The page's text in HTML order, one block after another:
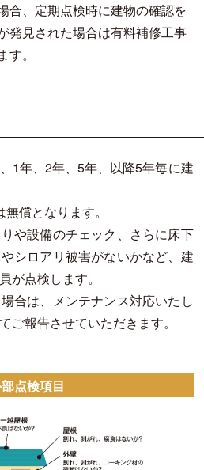
合、定期点検時に建物の確認を
発見された場合は有料補修工事
。
1年、2年、5年、以降5年毎に建
償となります。
や設備のチェック、さらに床下
シロアリ被害がないかなど、建
が点検します。
合は、メンテナンス対応いたし
ご報告させていただきます。
点検項目